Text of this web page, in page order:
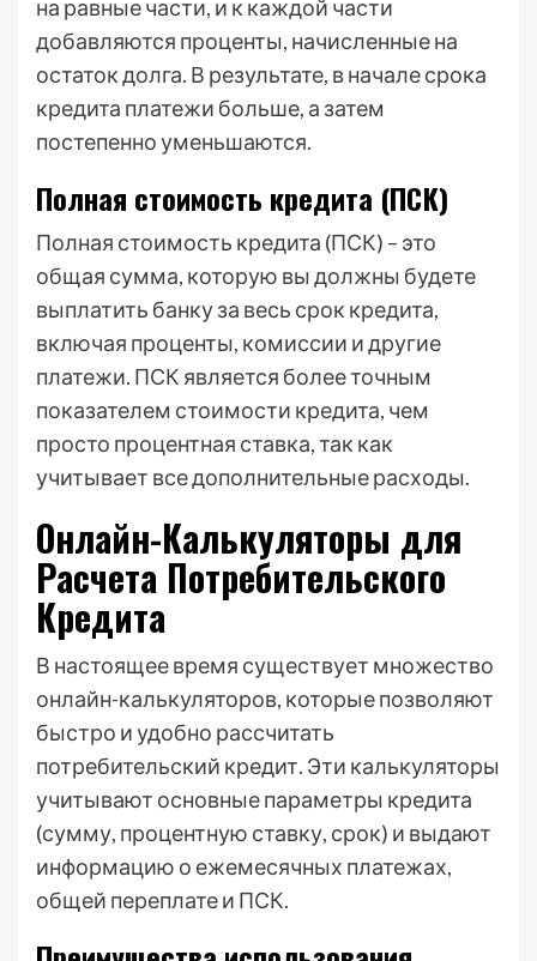
на равные части, и к каждой части
добавляются проценты, начисленные на
остаток долга. В результате, в начале срока
кредита платежи больше, а затем
постепенно уменьшаются.
Полная стоимость кредита (ПСК)
Полная стоимость кредита (ПСК) – это
общая сумма, которую вы должны будете
выплатить банку за весь срок кредита,
включая проценты, комиссии и другие
платежи. ПСК является более точным
показателем стоимости кредита, чем
просто процентная ставка, так как
учитывает все дополнительные расходы.
Онлайн-Калькуляторы для
Расчета Потребительского
Кредита
В настоящее время существует множество
онлайн-калькуляторов, которые позволяют
быстро и удобно рассчитать
потребительский кредит. Эти калькуляторы
учитывают основные параметры кредита
(сумму, процентную ставку, срок) и выдают
информацию о ежемесячных платежах,
общей переплате и ПСК.